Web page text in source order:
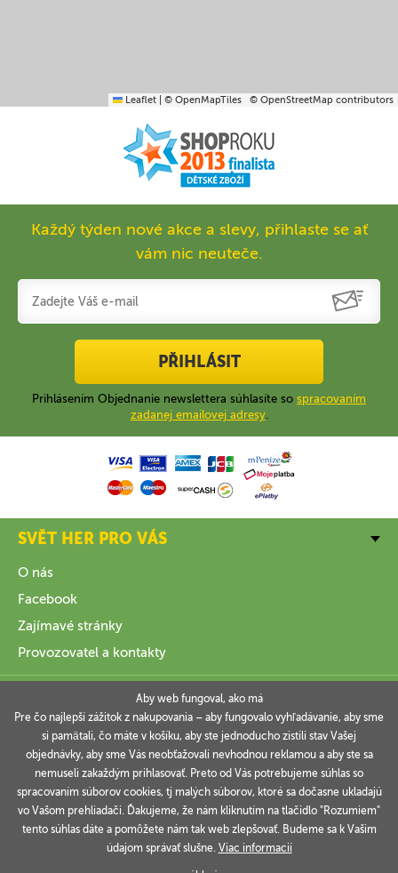
Leaflet © OpenMapTiles © OpenStreetMap contributors
Každý týden nové akce a slevy, přihlaste se ať
vám nic neuteče.
PŘIHLÁSIT
Prihlásením Objednanie newslettera súhlasíte so spracovaním
zadanej emailovej adresy.
SVĚT HER PRO VÁS
O nás
Facebook
Zajímavé stránky
Provozovatel a kontakty
INFORMACE
VAŠE OBJEDNÁVKY
Technicky zajišťujeSimplia.cz.
Aby web fungoval, ako má
Pre čo najlepší zážitok z nakupovania – aby fungovalo vyhľadávanie, aby sme
si pamätali, čo máte v košíku, aby ste jednoducho zistili stav Vašej
objednávky, aby sme Vás neobťažovali nevhodnou reklamou a aby ste sa
nemuseli zakaždým prihlasovať. Preto od Vás potrebujeme súhlas so
spracovaním súborov cookies, tj malých súborov, ktoré sa dočasne ukladajú
vo Vašom prehliadači. Ďakujeme, že nám kliknutím na tlačidlo "Rozumiem"
tento súhlas dáte a pomôžete nám tak web zlepšovať. Budeme sa k Vašim
údajom správať slušne. Viac informacií